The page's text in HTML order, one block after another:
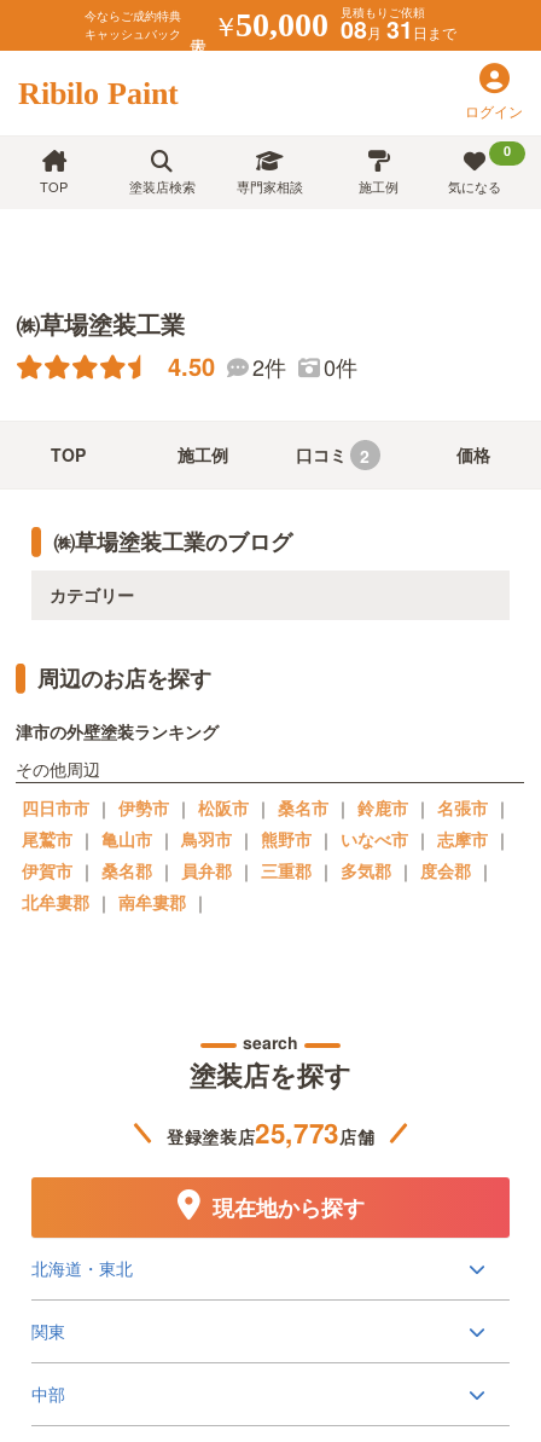
今ならご成約特典
キャッシュバック
￥50,000 見積もりご依頼
08月 31日まで
Ribilo Paint ログイン
TOP 塗装店検索 専門家相談 施工例
0
気になる
㈱草場塗装工業
4.50 2件 0件
TOP 施工例 口コミ 2 価格
㈱草場塗装工業のブログ
カテゴリー
周辺のお店を探す
津市の外壁塗装ランキング
その他周辺
四日市市 ｜ 伊勢市 ｜ 松阪市 ｜ 桑名市 ｜ 鈴鹿市 ｜ 名張市 ｜
尾鷲市 ｜ 亀山市 ｜ 鳥羽市 ｜ 熊野市 ｜ いなべ市 ｜ 志摩市 ｜
伊賀市 ｜ 桑名郡 ｜ 員弁郡 ｜ 三重郡 ｜ 多気郡 ｜ 度会郡 ｜
北牟婁郡 ｜ 南牟婁郡 ｜
search
塗装店を探す
登録塗装店25,773店舗
北海道・東北
関東
中部
現在地から探す